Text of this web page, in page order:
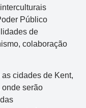
Público
de
colaboração
cidades de Kent,
onde serão